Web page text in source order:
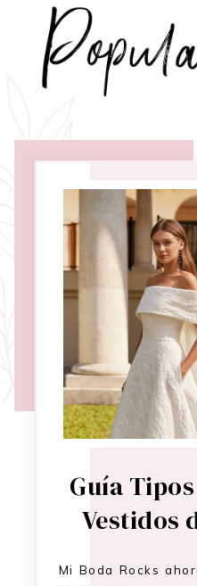
Guía
Vestidos
Mi Boda Rocks